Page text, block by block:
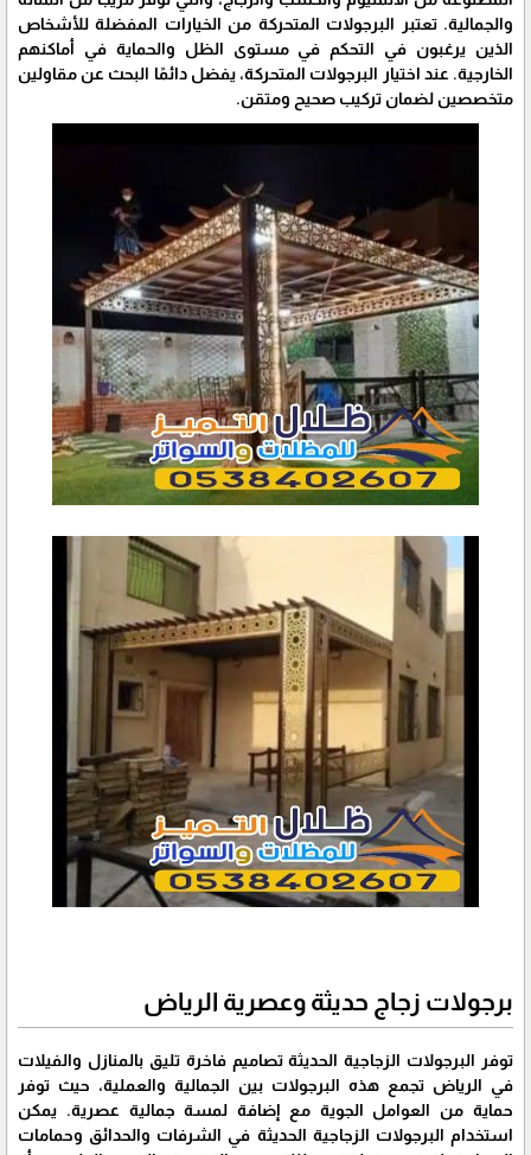
والجمالية. تعتبر البرجولات المتحركة من الخيارات المفضلة للأشخاص
الذين يرغبون في التحكم في مستوى الظل والحماية في أماكنهم
الخارجية. عند اختيار البرجولات المتحركة، يفضل دائمًا البحث عن مقاولين
متخصصين لضمان تركيب صحيح ومتقن.
برجولات زجاج حديثة وعصرية الرياض
توفر البرجولات الزجاجية الحديثة تصاميم فاخرة تليق بالمنازل والفيلات
في الرياض تجمع هذه البرجولات بين الجمالية والعملية، حيث توفر
حماية من العوامل الجوية مع إضافة لمسة جمالية عصرية. يمكن
استخدام البرجولات الزجاجية الحديثة في الشرفات والحدائق وحمامات